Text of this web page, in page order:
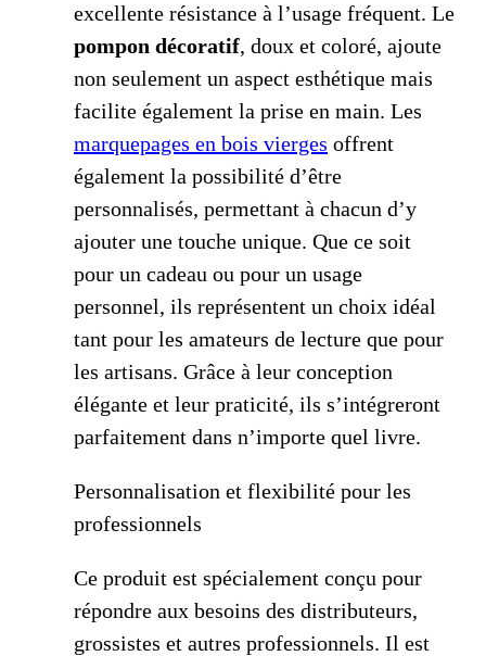
excellente résistance à l’usage fréquent. Le
pompon décoratif, doux et coloré, ajoute
non seulement un aspect esthétique mais
facilite également la prise en main. Les
marquepages en bois vierges offrent
également la possibilité d’être
personnalisés, permettant à chacun d’y
ajouter une touche unique. Que ce soit
pour un cadeau ou pour un usage
personnel, ils représentent un choix idéal
tant pour les amateurs de lecture que pour
les artisans. Grâce à leur conception
élégante et leur praticité, ils s’intégreront
parfaitement dans n’importe quel livre.
Personnalisation et flexibilité pour les
professionnels
Ce produit est spécialement conçu pour
répondre aux besoins des distributeurs,
grossistes et autres professionnels. Il est